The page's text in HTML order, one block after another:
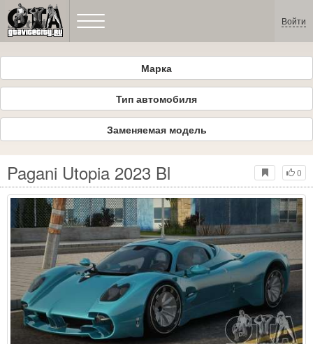
Войти
Марка
Тип автомобиля
Заменяемая модель
0
Pagani Utopia 2023 Bl